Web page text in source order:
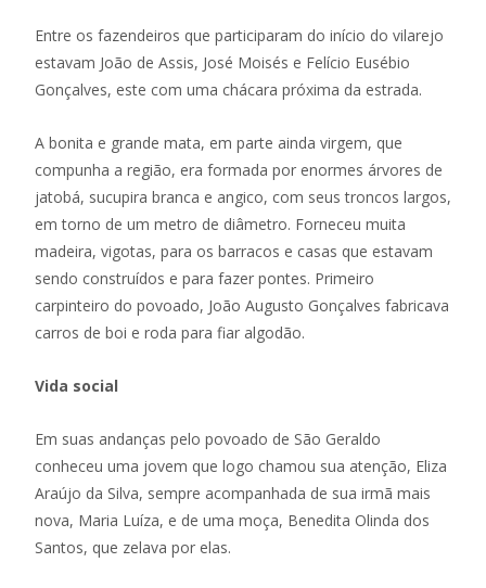
Entre os fazendeiros que participaram do início do vilarejo
estavam João de Assis, José Moisés e Felício Eusébio
Gonçalves, este com uma chácara próxima da estrada.
A bonita e grande mata, em parte ainda virgem, que
compunha a região, era formada por enormes árvores de
jatobá, sucupira branca e angico, com seus troncos largos,
em torno de um metro de diâmetro. Forneceu muita
madeira, vigotas, para os barracos e casas que estavam
sendo construídos e para fazer pontes. Primeiro
carpinteiro do povoado, João Augusto Gonçalves fabricava
carros de boi e roda para fiar algodão.
Vida social
Em suas andanças pelo povoado de São Geraldo
conheceu uma jovem que logo chamou sua atenção, Eliza
Araújo da Silva, sempre acompanhada de sua irmã mais
nova, Maria Luíza, e de uma moça, Benedita Olinda dos
Santos, que zelava por elas.